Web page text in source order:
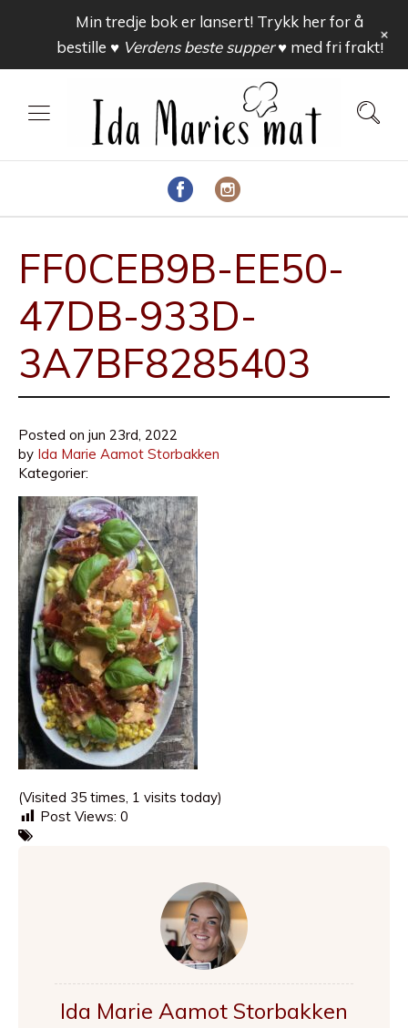
FF0CEB9B-EE50-
47DB-933D-
3A7BF8285403
Posted on jun 23rd, 2022
by Ida Marie Aamot Storbakken
Kategorier:
(Visited 35 times, 1 visits today)
Post Views: 0
Ida Marie Aamot Storbakken
Min tredje bok er lansert! Trykk her for å
bestille ♥ Verdens beste supper ♥med fri frakt!
+